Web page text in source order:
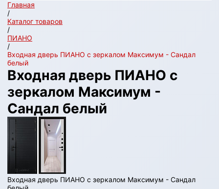
Главная
/
Каталог товаров
/
ПИАНО
/
Входная дверь ПИАНО с зеркалом Максимум - Сандал
белый
Входная дверь ПИАНО с
зеркалом Максимум -
Сандал белый
Входная дверь ПИАНО с зеркалом Максимум - Сандал